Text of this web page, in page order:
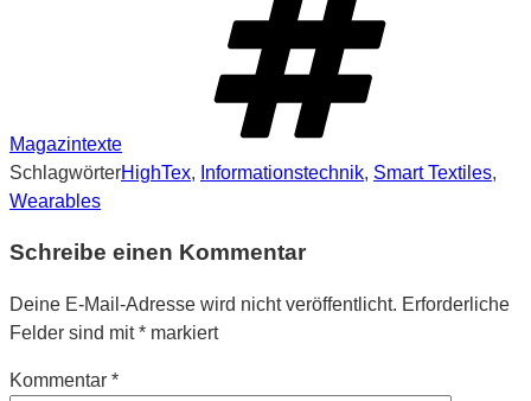
Magazintexte
SchlagwörterHighTex, Informationstechnik, Smart Textiles,
Wearables
Schreibe einen Kommentar
Deine E-Mail-Adresse wird nicht veröffentlicht. Erforderliche
Felder sind mit* markiert
Kommentar *